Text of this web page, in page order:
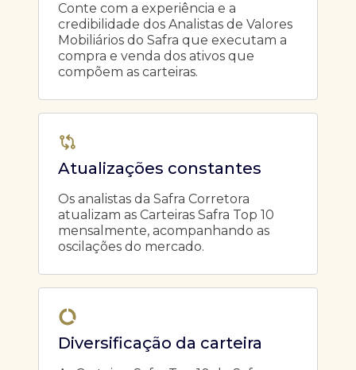
Conte com a experiência e a
credibilidade dos Analistas de Valores
Mobiliários do Safra que executam a
compra e venda dos ativos que
compõem as carteiras.
Atualizações constantes
Os analistas da Safra Corretora
atualizam as Carteiras Safra Top 10
mensalmente, acompanhando as
oscilações do mercado.
Diversificação da carteira